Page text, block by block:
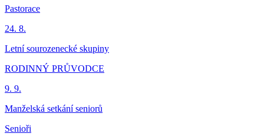
Pastorace
24. 8.
Letní sourozenecké skupiny
RODINNÝ PRŮVODCE
9. 9.
Manželská setkání seniorů
Senioři